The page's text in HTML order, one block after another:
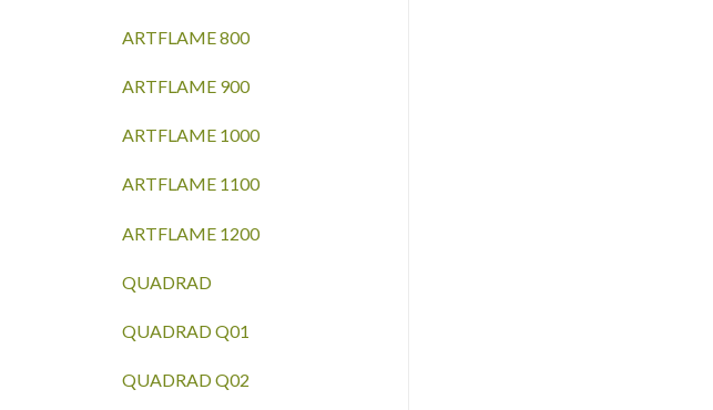
ARTFLAME 800
ARTFLAME 900
ARTFLAME 1000
ARTFLAME 1100
ARTFLAME 1200
QUADRAD
QUADRAD Q01
QUADRAD Q02